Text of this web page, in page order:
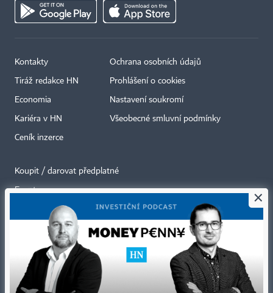
Kontakty
Tiráž redakce HN
Economia
Kariéra v HN
Ceník inzerce
Ochrana osobních údajů
Prohlášení o cookies
Nastavení soukromí
Všeobecné smluvní podmínky
Koupit / darovat předplatné
Eventy
Newslettery
RSS kanály
Autorská práva vykonává vydavatel. Bez písemného svolení vydavatele je
zakázáno jakékoli užití částí nebo celku díla, zejména rozmnožování a šíření
×